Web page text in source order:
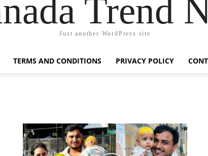
Trend
Just another WordPress site
TERMS AND CONDITIONS PRIVACY POLICY